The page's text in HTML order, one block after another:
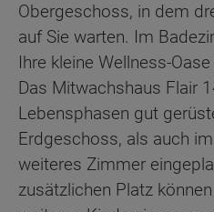
Obergeschoss, in dem
auf Sie warten. Im
Ihre kleine Wellness-
Das Mitwachshaus Flair
Lebensphasen gut
Erdgeschoss, als auch
weiteres Zimmer
zusätzlichen Platz